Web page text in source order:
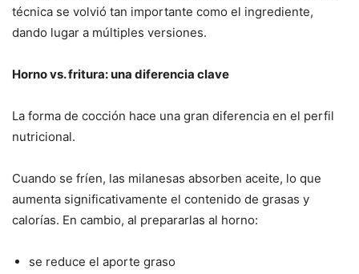
técnica se volvió tan importante como el ingrediente,
dando lugar a múltiples versiones.
Horno vs. fritura: una diferencia clave
La forma de cocción hace una gran diferencia en el perfil
nutricional.
Cuando se fríen, las milanesas absorben aceite, lo que
aumenta significativamente el contenido de grasas y
calorías. En cambio, al prepararlas al horno:
se reduce el aporte graso